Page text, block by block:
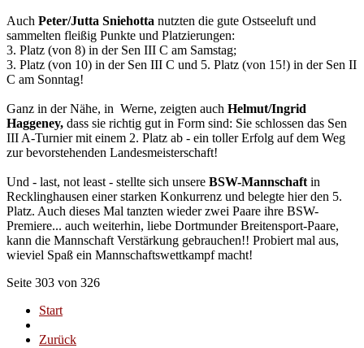
Auch Peter/Jutta Sniehotta nutzten die gute Ostseeluft und
sammelten fleißig Punkte und Platzierungen:
3. Platz (von 8) in der Sen III C am Samstag;
3. Platz (von 10) in der Sen III C und 5. Platz (von 15!) in der Sen II
C am Sonntag!
Ganz in der Nähe, in Werne, zeigten auch Helmut/Ingrid
Haggeney, dass sie richtig gut in Form sind: Sie schlossen das Sen
III A-Turnier mit einem 2. Platz ab - ein toller Erfolg auf dem Weg
zur bevorstehenden Landesmeisterschaft!
Und - last, not least - stellte sich unsere BSW-Mannschaft in
Recklinghausen einer starken Konkurrenz und belegte hier den 5.
Platz. Auch dieses Mal tanzten wieder zwei Paare ihre BSW-
Premiere... auch weiterhin, liebe Dortmunder Breitensport-Paare,
kann die Mannschaft Verstärkung gebrauchen!! Probiert mal aus,
wieviel Spaß ein Mannschaftswettkampf macht!
Seite 303 von 326
Start
Zurück